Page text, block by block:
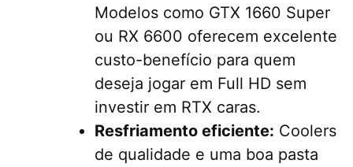
Modelos como GTX 1660 Super
ou RX 6600 oferecem excelente
custo-benefício para quem
deseja jogar em Full HD sem
investir em RTX caras.
Resfriamento eficiente: Coolers
de qualidade e uma boa pasta